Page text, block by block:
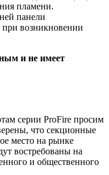
пламени.
панели
при возникновении
и не имеет
серии ProFire просим
что секционные
место на рынке
востребованы на
и общественного